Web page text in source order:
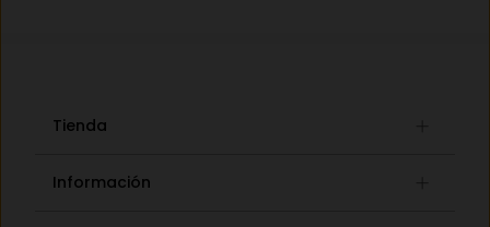
Tienda
Información